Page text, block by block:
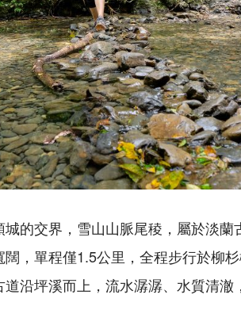
的交界，雪山山脈尾稜，屬於淡
，單程僅1.5公里，全程步行於柳
沿坪溪而上，流水潺潺、水質清澈